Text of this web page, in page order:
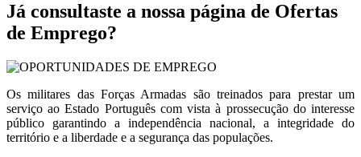
Já consultaste a nossa página de Ofertas
de Emprego?
Os militares das Forças Armadas são treinados para prestar um
serviço ao Estado Português com vista à prossecução do interesse
público garantindo a independência nacional, a integridade do
território e a liberdade e a segurança das populações.